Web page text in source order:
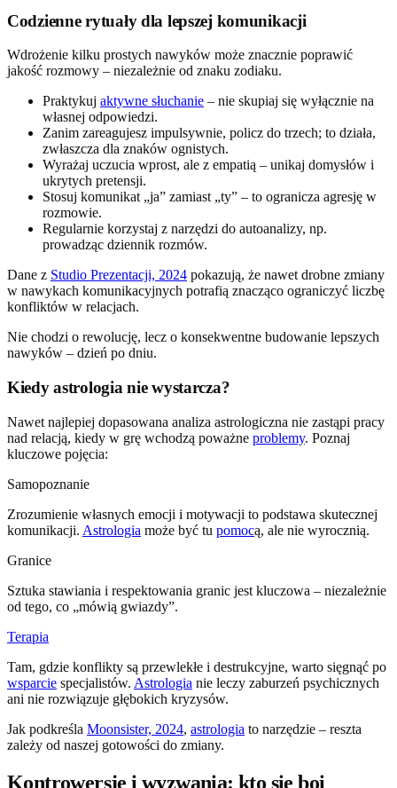
Codzienne rytuały dla lepszej komunikacji
Wdrożenie kilku prostych nawyków może znacznie poprawić
jakość rozmowy – niezależnie od znaku zodiaku.
Praktykuj aktywne słuchanie – nie skupiaj się wyłącznie na
własnej odpowiedzi.
Zanim zareagujesz impulsywnie, policz do trzech; to działa,
zwłaszcza dla znaków ognistych.
Wyrażaj uczucia wprost, ale z empatią – unikaj domysłów i
ukrytych pretensji.
Stosuj komunikat „ja” zamiast „ty” – to ogranicza agresję w
rozmowie.
Regularnie korzystaj z narzędzi do autoanalizy, np.
prowadząc dziennik rozmów.
Dane z Studio Prezentacji, 2024 pokazują, że nawet drobne zmiany
w nawykach komunikacyjnych potrafią znacząco ograniczyć liczbę
konfliktów w relacjach.
Nie chodzi o rewolucję, lecz o konsekwentne budowanie lepszych
nawyków – dzień po dniu.
Kiedy astrologia nie wystarcza?
Nawet najlepiej dopasowana analiza astrologiczna nie zastąpi pracy
nad relacją, kiedy w grę wchodzą poważne problemy. Poznaj
kluczowe pojęcia:
Samopoznanie
Zrozumienie własnych emocji i motywacji to podstawa skutecznej
komunikacji. Astrologia może być tu pomocą, ale nie wyrocznią.
Granice
Sztuka stawiania i respektowania granic jest kluczowa – niezależnie
od tego, co „mówią gwiazdy”.
Terapia
Tam, gdzie konflikty są przewlekłe i destrukcyjne, warto sięgnąć po
wsparcie specjalistów. Astrologia nie leczy zaburzeń psychicznych
ani nie rozwiązuje głębokich kryzysów.
Jak podkreśla Moonsister, 2024, astrologia to narzędzie – reszta
zależy od naszej gotowości do zmiany.
Kontrowersje i wyzwania: kto się boi